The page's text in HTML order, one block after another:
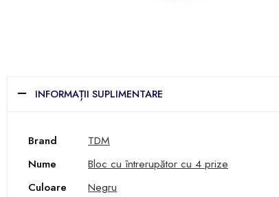
INFORMAȚII SUPLIMENTARE
Brand
TDM
Nume
Bloc cu întrerupător cu 4 prize
Culoare
Negru